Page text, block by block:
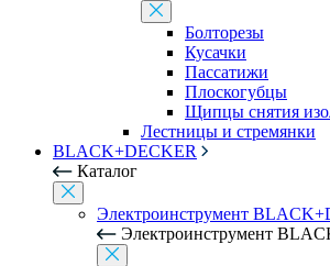
Болторезы
Кусачки
Пассатижи
Плоскогубцы
Щипцы снятия
Лестницы и стремянки
BLACK+DECKER
Каталог
Электроинструмент
Электроинструмент